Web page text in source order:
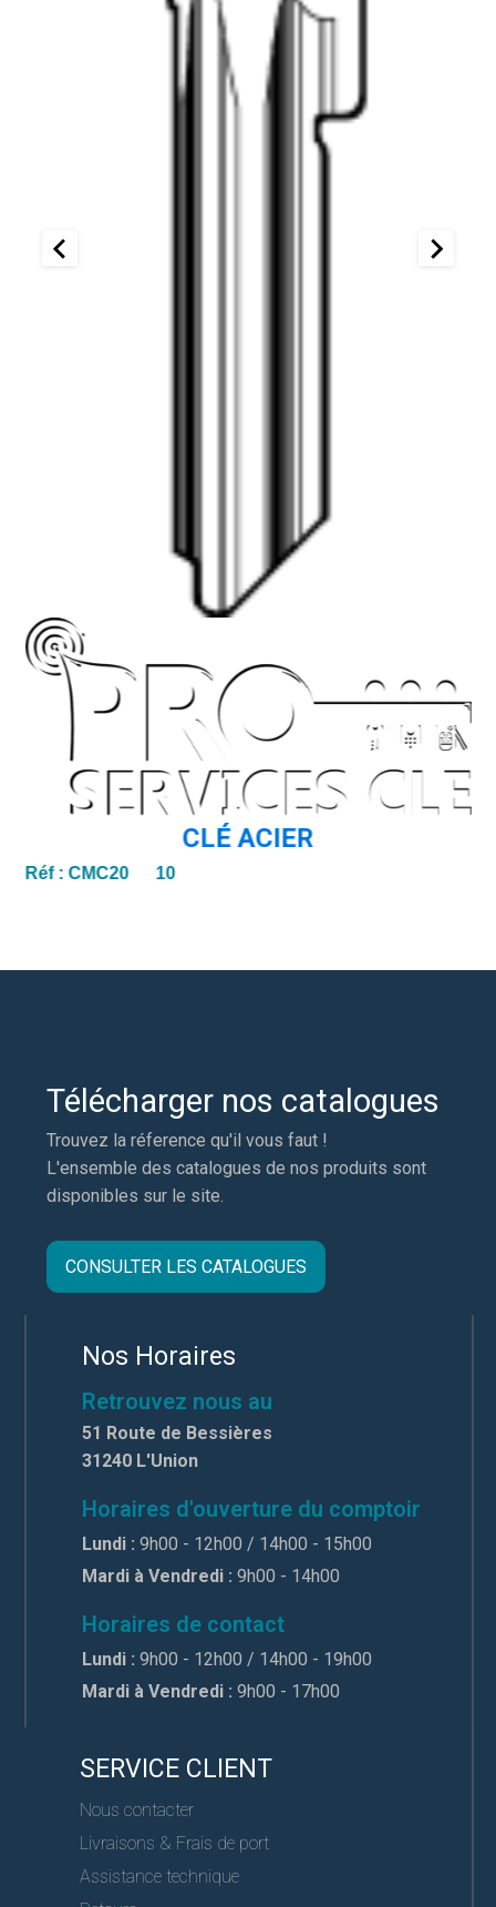
CLÉ ACIER
Réf :CMC20 10
Télécharger nos catalogues
Trouvez la réference qu'il vous faut !
L'ensemble des catalogues de nos produits sont
disponibles sur le site.
CONSULTER LES CATALOGUES
Nos Horaires
Retrouvez nous au
51 Route de Bessières
31240 L'Union
Horaires d'ouverture du comptoir
Lundi : 9h00 - 12h00 / 14h00 - 15h00
Mardi à Vendredi : 9h00 - 14h00
Horaires de contact
Lundi : 9h00 - 12h00 / 14h00 - 19h00
Mardi à Vendredi : 9h00 - 17h00
SERVICE CLIENT
Nous contacter
Livraisons & Frais de port
Assistance technique